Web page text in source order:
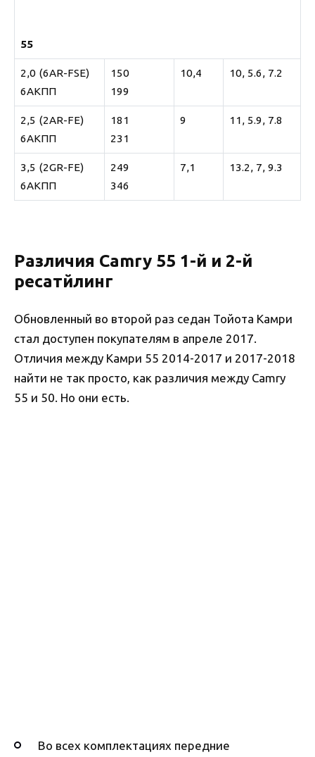
55
2,0 (6AR-FSE)
6АКПП
150
199
10,4 10, 5.6, 7.2
2,5 (2AR-FE)
6АКПП
181
231
9 11, 5.9, 7.8
3,5 (2GR-FE)
6АКПП
249
346
7,1 13.2, 7, 9.3
Различия Camry 55 1-й и 2-й
ресатйлинг
Обновленный во второй раз седан Тойота Камри
стал доступен покупателям в апреле 2017.
Отличия между Камри 55 2014-2017 и 2017-2018
найти не так просто, как различия между Camry
55 и 50. Но они есть.
Во всех комплектациях передние